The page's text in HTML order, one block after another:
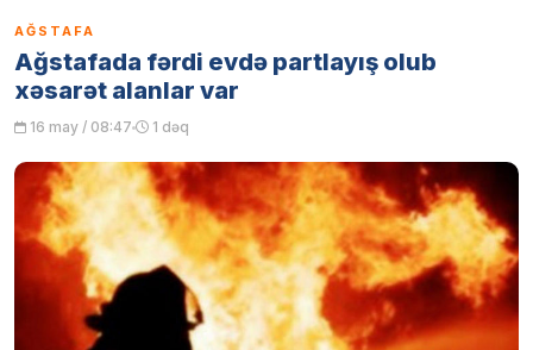
AĞSTAFA
Ağstafada fərdi evdə partlayış olub
xəsarət alanlar var
16 may / 08:47 1 dəq